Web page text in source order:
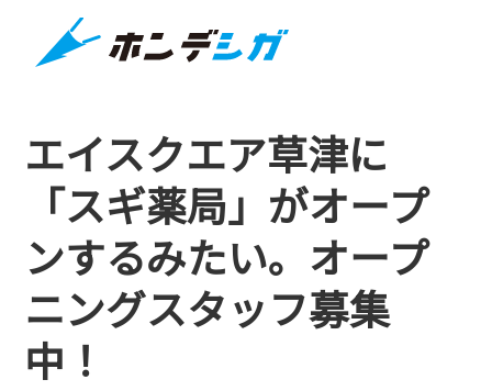
エイスクエア草津に
「スギ薬局」がオープ
ンするみたい。オープ
ニングスタッフ募集
中！